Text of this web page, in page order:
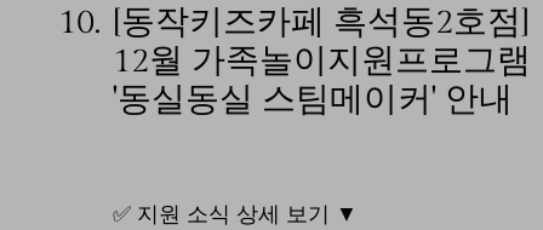
10. [동작키즈카페 흑석동2호점]
12월 가족놀이지원프로그램
'동실동실 스팀메이커' 안내
✅ 지원 소식 상세 보기 ▼